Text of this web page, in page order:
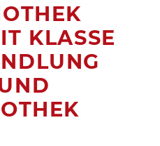
KLASSE